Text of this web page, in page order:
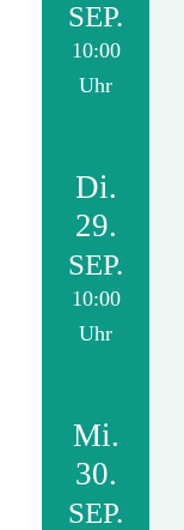
SEP.
10:00
Uhr
Di.
29.
SEP.
10:00
Uhr
Mi.
30.
SEP.